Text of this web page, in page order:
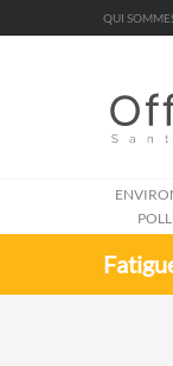
QUI
Cookies management